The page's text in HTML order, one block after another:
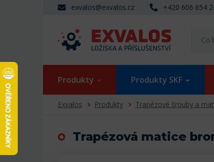
exvalos@exvalos.cz +420 606 654
Produkty Produkty SKF
Exvalos Produkty Trapézové šrouby a
Trapézová matice